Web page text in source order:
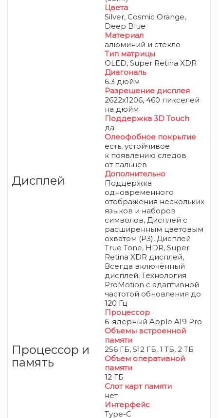
Цвета
Silver, Cosmic Orange,
Deep Blue
Материал
алюминий и стекло
Дисплей
Тип матрицы
OLED, Super Retina XDR
Диагональ
6.3 дюйм
Разрешение дисплея
2622x1206, 460 пикселей
на дюйм
Поддержка 3D Touch
да
Олеофобное покрытие
есть, устойчивое
к появлению следов
от пальцев
Дополнительно
Поддержка
одновременного
отображения нескольких
языков и наборов
символов, Дисплей с
расширенным цветовым
охватом (P3), Дисплей
True Tone, HDR, Super
Retina XDR дисплей,
Всегда включённый
дисплей, Технология
ProMotion с адаптивной
частотой обновления до
120 Гц
Процессор и
память
Процессор
6-ядерный Apple A19 Pro
Объемы встроенной
памяти
256 ГБ, 512 ГБ, 1 ТБ, 2 TБ
Объем оперативной
памяти
12 ГБ
Слот карт памяти
нет
Интерфейс
Type-C